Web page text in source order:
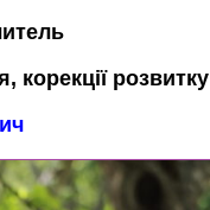
корекції розвитку